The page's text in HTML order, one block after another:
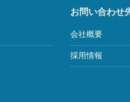
お問い合わせ
会社概要
採用情報